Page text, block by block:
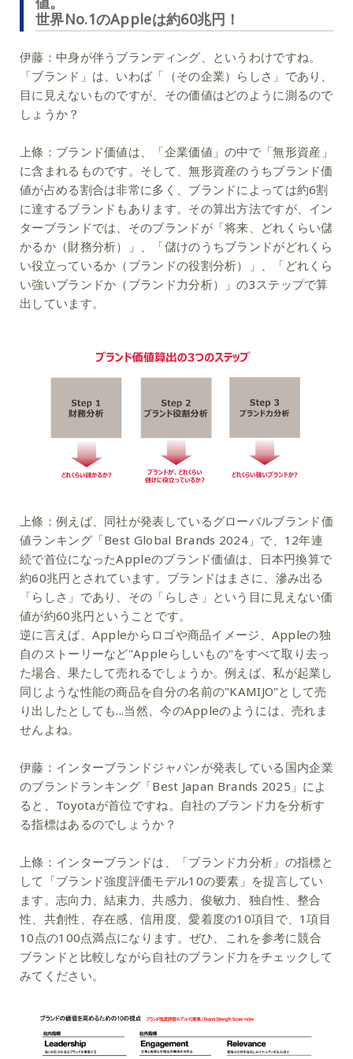
世界No.1のAppleは約60兆円！
伊藤： 中身が伴うブランディング、というわけですね。
「ブランド」は、いわば「（その企業）らしさ」であり、
目に見えないものですが、その価値はどのように測るので
しょうか？
上條： ブランド価値は、「企業価値」の中で「無形資産」
に含まれるものです。そして、無形資産のうちブランド価
値が占める割合は非常に多く、ブランドによっては約6割
に達するブランドもあります。その算出方法ですが、イン
ターブランドでは、そのブランドが「将来、どれくらい儲
かるか（財務分析）」、「儲けのうちブランドがどれくら
い役立っているか（ブランドの役割分析）」、「どれくら
い強いブランドか（ブランド力分析）」の3ステップで算
出しています。
上條： 例えば、同社が発表しているグローバルブランド価
値ランキング「Best Global Brands 2024」で、12年連
続で首位になったAppleのブランド価値は、日本円換算で
約60兆円とされています。ブランドはまさに、滲み出る
「らしさ」であり、その「らしさ」という目に見えない価
値が約60兆円ということです。
逆に言えば、Appleからロゴや商品イメージ、Appleの独
自のストーリーなど"Appleらしいもの"をすべて取り去っ
た場合、果たして売れるでしょうか。例えば、私が起業し
同じような性能の商品を自分の名前の"KAMIJO"として売
り出したとしても...当然、今のAppleのようには、売れま
せんよね。
伊藤： インターブランドジャパンが発表している国内企業
のブランドランキング「Best Japan Brands 2025」によ
ると、Toyotaが首位ですね。自社のブランド力を分析す
る指標はあるのでしょうか？
上條： インターブランドは、「ブランド力分析」の指標と
して「ブランド強度評価モデル10の要素」を提言してい
ます。志向力、結束力、共感力、俊敏力、独自性、整合
性、共創性、存在感、信用度、愛着度の10項目で、1項目
10点の100点満点になります。ぜひ、これを参考に競合
ブランドと比較しながら自社のブランド力をチェックして
みてください。